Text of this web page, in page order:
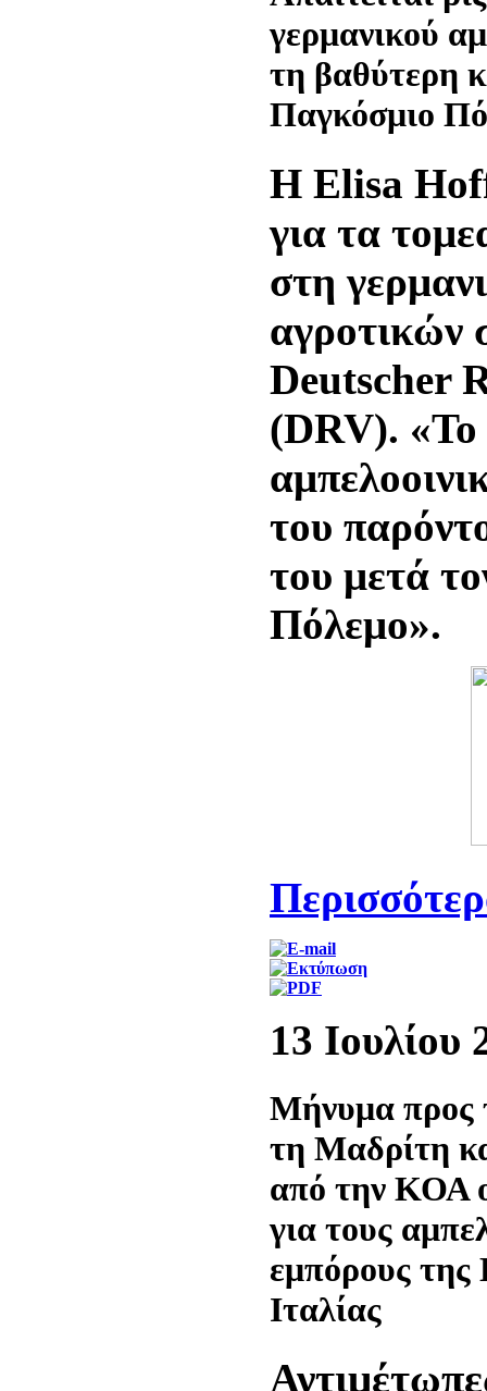
γερμανικού
τη βαθύτερη
Παγκόσμιο
Η Elisa
για τα
στη
αγροτικών
Deutscher
(DRV). «Το
του
του μετά
Πόλεμο».
13 Ιουλίου
Μήνυμα προς
τη Μαδρίτη
από την ΚΟΑ
για τους
εμπόρους της
Ιταλίας